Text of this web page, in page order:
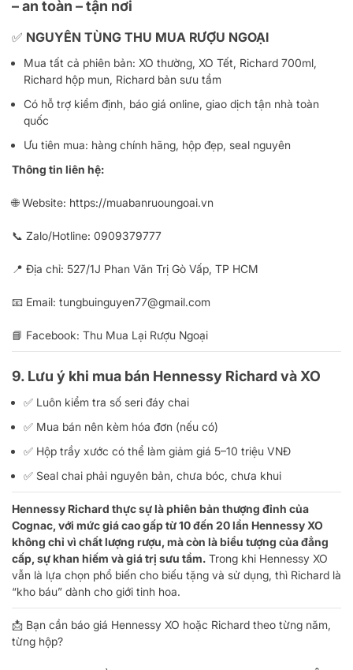
– an toàn – tận nơi
✅ NGUYÊN TÙNG THU MUA RƯỢU NGOẠI
Mua tất cả phiên bản: XO thường, XO Tết, Richard 700ml,
Richard hộp mun, Richard bản sưu tầm
Có hỗ trợ kiểm định, báo giá online, giao dịch tận nhà toàn
quốc
Ưu tiên mua: hàng chính hãng, hộp đẹp, seal nguyên
Thông tin liên hệ:
🌐 Website: https://muabanruoungoai.vn
📞 Zalo/Hotline: 0909379777
📍 Địa chỉ: 527/1J Phan Văn Trị Gò Vấp, TP HCM
📧 Email: tungbuinguyen77@gmail.com
📘 Facebook: Thu Mua Lại Rượu Ngoại
9. Lưu ý khi mua bán Hennessy Richard và XO
✅ Luôn kiểm tra số seri đáy chai
✅ Mua bán nên kèm hóa đơn (nếu có)
✅ Hộp trầy xước có thể làm giảm giá 5–10 triệu VNĐ
✅ Seal chai phải nguyên bản, chưa bóc, chưa khui
Hennessy Richard thực sự là phiên bản thượng đỉnh của
Cognac, với mức giá cao gấp từ 10 đến 20 lần Hennessy XO
không chỉ vì chất lượng rượu, mà còn là biểu tượng của đẳng
cấp, sự khan hiếm và giá trị sưu tầm. Trong khi Hennessy XO
vẫn là lựa chọn phổ biến cho biếu tặng và sử dụng, thì Richard là
“kho báu” dành cho giới tinh hoa.
📩 Bạn cần báo giá Hennessy XO hoặc Richard theo từng năm,
từng hộp?